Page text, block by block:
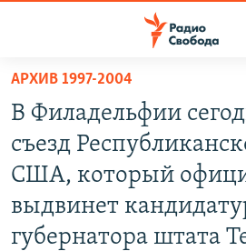
упрощенного
доступа
основному
содержанию
Вернутся
ПОДКАСТЫ
АВТОРСКИЕ ПРОЕКТЫ
МНЕНИЯ
АРХИВ 1997-2004
В Филадельфии
съезд
США, который
выдвинет
губернатора штата